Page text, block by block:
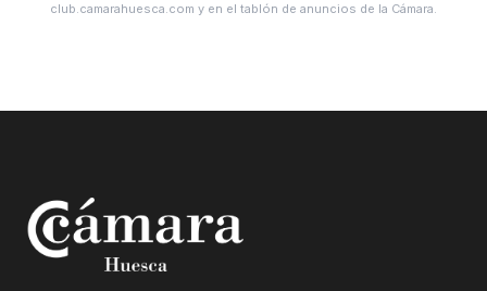
club.camarahuesca.com y en el tablón de anuncios de la Cámara.